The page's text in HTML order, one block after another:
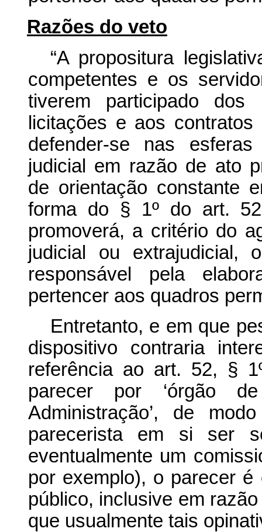
Razões do veto
“A propositura
competentes e os
tiverem participado dos
licitações e aos
defender-se nas
judicial em razão de ato
de orientação constante
forma do § 1º do art.
promoverá, a critério do
judicial ou
responsável pela
pertencer aos quadros
Entretanto, e em que
dispositivo contraria
referência ao art. 52, §
parecer por ‘órgão
Administração’, de
parecerista em si ser
eventualmente um
por exemplo), o parecer
público, inclusive em
que usualmente tais